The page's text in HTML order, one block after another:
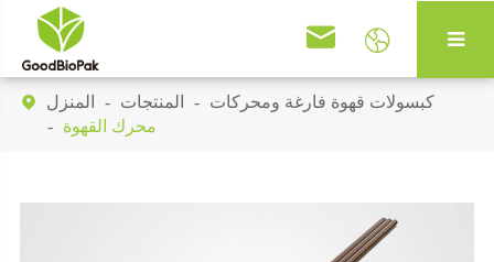
 
 المنزل المنتجات
كبسولات قهوة فارغة ومحركات
محرك القهوة